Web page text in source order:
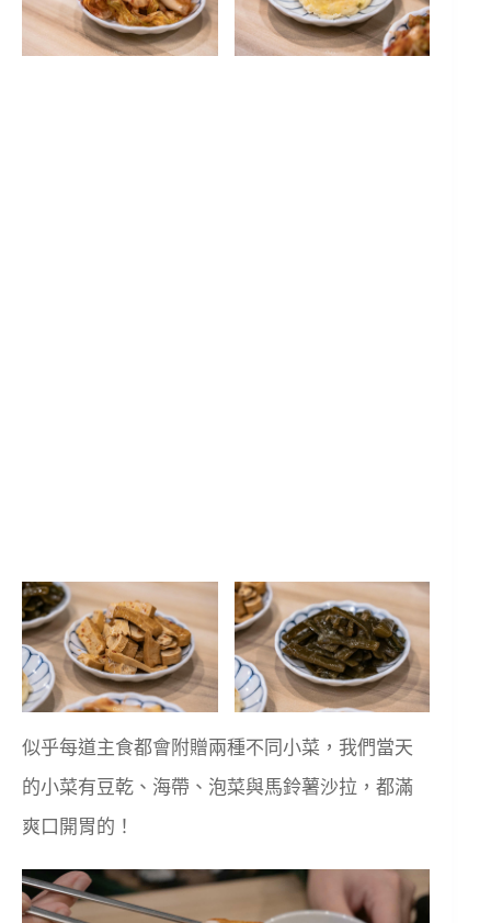
似乎每道主食都會附贈兩種不同小菜，我們當天
的小菜有豆乾、海帶、泡菜與馬鈴薯沙拉，都滿
爽口開胃的！